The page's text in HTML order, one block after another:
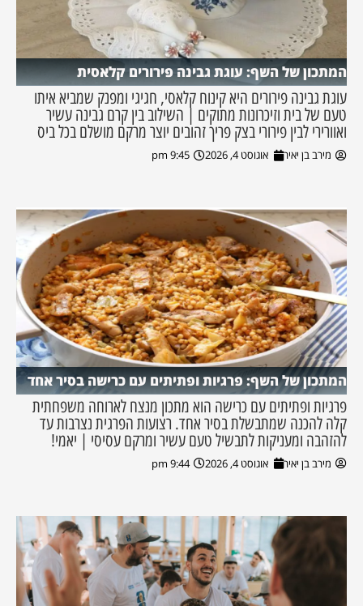
המתכון של השף: עוגת גבינה פירורים קלאסית
עוגת גבינה פירורים היא קינוח קלאסי, חגיגי ומפנק שמביא איתו
טעם של בית וזיכרונות מתוקים | השילוב בין קרם גבינה עשיר
ואוורירי לבין פירורי בצק פריך זהובים יוצר מרקם מושלם בכל ביס
מירב בן יאיר אוגוסט 4, 2026 9:45 pm
המתכון של השף: פרגיות ופתיתים עם כרישה בסיר אחד
פרגיות ופתיתים עם כרישה הוא מתכון מנצח לארוחה משפחתית
קלה להכנה שמתבשלת בסיר אחד. רצועות הפרגית נצרבות עד
להזהבה ומעניקות לתבשיל טעם עשיר ומרקם עסיסי | יאמי!
מירב בן יאיר אוגוסט 4, 2026 9:44 pm